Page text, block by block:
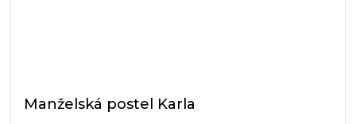
Manželská postel Karla